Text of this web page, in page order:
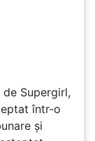
Supergirl,
într-o
și